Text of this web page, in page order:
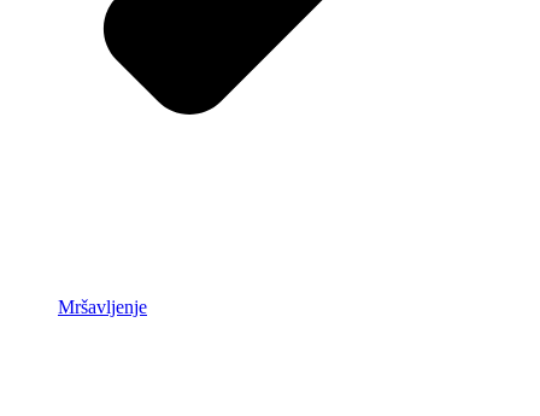
Mršavljenje